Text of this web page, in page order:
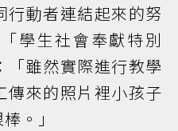
行動者連結起來的努
學生社會奉獻特別
「雖然實際進行教學
傳來的照片裡小孩子
。」